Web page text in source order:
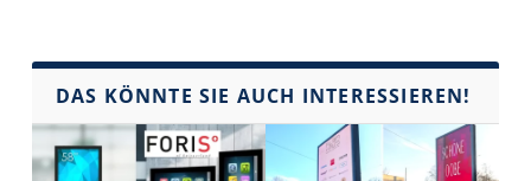
DAS KÖNNTE SIE AUCH INTERESSIEREN!